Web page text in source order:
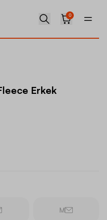
0
Erkek
M